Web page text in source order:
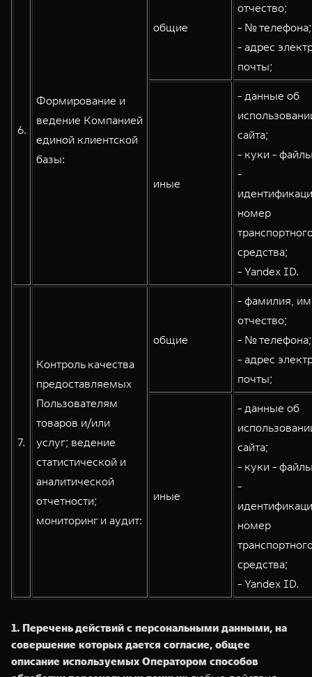
6.
Формирование и
ведение Компанией
единой клиентской
базы:
общие
отчество;
- № телефона;
- адрес
почты;
иные
- данные об
сайта;
- куки -
-
номер
средства;
- Yandex ID.
7.
Контроль качества
предоставляемых
Пользователям
товаров и/или
услуг; ведение
статистической и
аналитической
отчетности;
мониторинг и аудит:
общие
- фамилия,
отчество;
- № телефона;
- адрес
почты;
иные
- данные об
сайта;
- куки -
-
номер
средства;
- Yandex ID.
1. Перечень действий с персональными данными, на
совершение которых дается согласие, общее
описание используемых Оператором способов